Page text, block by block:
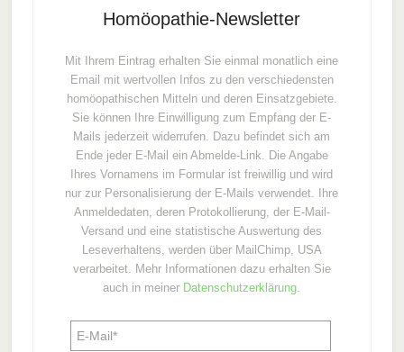
Homöopathie-Newsletter
Mit Ihrem Eintrag erhalten Sie einmal monatlich eine
Email mit wertvollen Infos zu den verschiedensten
homöopathischen Mitteln und deren Einsatzgebiete.
Sie können Ihre Einwilligung zum Empfang der E-
Mails jederzeit widerrufen. Dazu befindet sich am
Ende jeder E-Mail ein Abmelde-Link. Die Angabe
Ihres Vornamens im Formular ist freiwillig und wird
nur zur Personalisierung der E-Mails verwendet. Ihre
Anmeldedaten, deren Protokollierung, der E-Mail-
Versand und eine statistische Auswertung des
Leseverhaltens, werden über MailChimp, USA
verarbeitet. Mehr Informationen dazu erhalten Sie
auch in meiner Datenschutzerklärung.